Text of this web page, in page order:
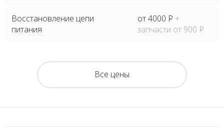
Восстановление цепи
питания
от 4000 P +
запчасти от 900 P
Все цены